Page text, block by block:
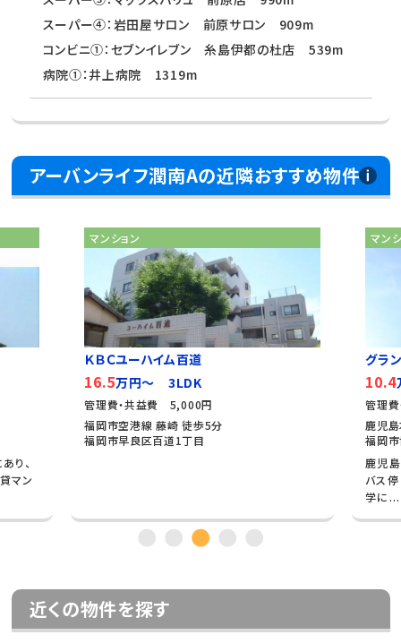
スーパー④：岩田屋サロン 前原サロン 909m
コンビニ①：セブンイレブン 糸島伊都の杜店 539m
病院①：井上病院 1319m
アーバンライフ潤南Aの近隣おすすめ物件
り、
マン
マンション
ＫＢＣユーハイム百道
16.5万円～ 3LDK
管理費・共益費 5,000円
福岡市空港線 藤崎 徒歩5分
福岡市早良区百道1丁目
マン
グラ
10.4
管理
鹿児
福岡
鹿児
バス
学に...
近くの物件を探す